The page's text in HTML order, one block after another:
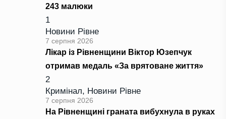
243 малюки
1
Новини Рівне
7 серпня 2026
Лікар із Рівненщини Віктор Юзепчук
отримав медаль «За врятоване життя»
2
Кримінал, Новини Рівне
7 серпня 2026
На Рівненщині граната вибухнула в руках